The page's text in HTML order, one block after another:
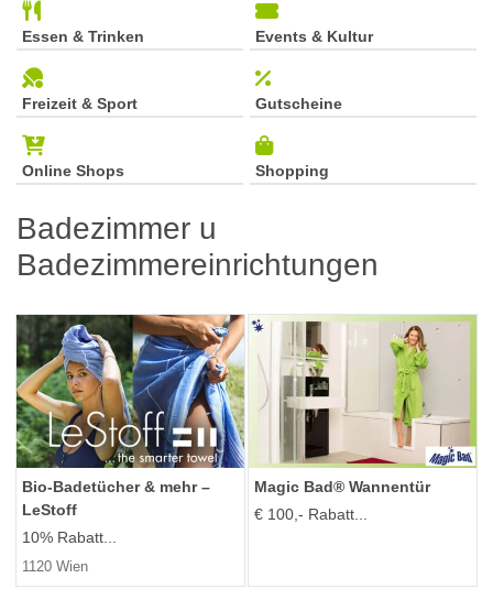
Essen & Trinken Events & Kultur
Freizeit & Sport Gutscheine
Online Shops Shopping
Badezimmer u
Badezimmereinrichtungen
Bio-Badetücher & mehr –
LeStoff
10% Rabatt...
1120 Wien
Magic Bad® Wannentür
€ 100,- Rabatt...